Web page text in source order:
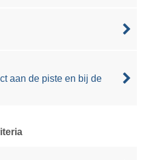
aan de piste en bij de